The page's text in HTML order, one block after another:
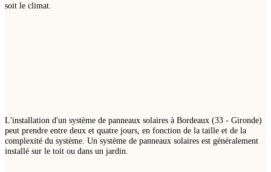
soit le climat.
L'installation d'un système de panneaux solaires à Bordeaux (33 - Gironde)
peut prendre entre deux et quatre jours, en fonction de la taille et de la
complexité du système. Un système de panneaux solaires est généralement
installé sur le toit ou dans un jardin.